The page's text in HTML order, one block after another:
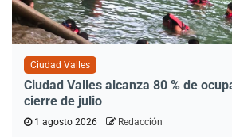
Ciudad Valles
Ciudad Valles alcanza 80 % de
cierre de julio
1 agosto 2026 Redacción